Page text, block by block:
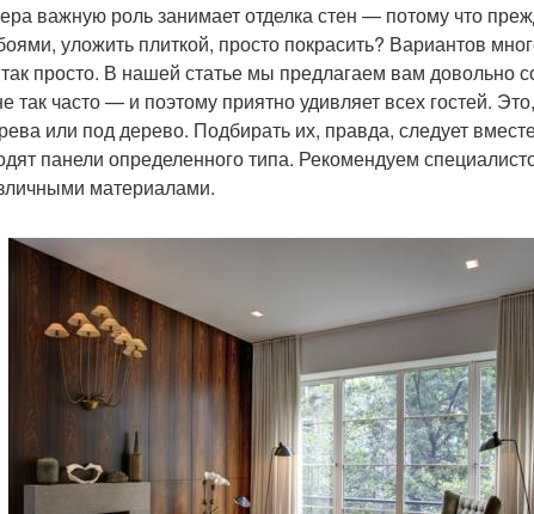
важную роль занимает отделка стен — потому что
уложить плиткой, просто покрасить? Вариантов
просто. В нашей статье мы предлагаем вам довольно
так часто — и поэтому приятно удивляет всех гостей.
или под дерево. Подбирать их, правда, следует
панели определенного типа. Рекомендуем
материалами.